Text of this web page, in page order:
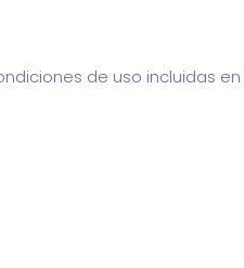
de uso incluidas